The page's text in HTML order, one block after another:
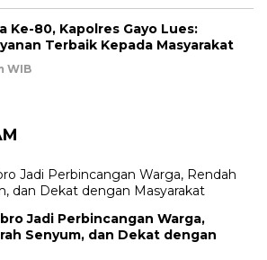
Ke-80, Kapolres Gayo Lues:
Terbaik Kepada Masyarakat
WIB
Jadi Perbincangan Warga,
Senyum, dan Dekat dengan